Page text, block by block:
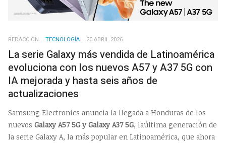
REDACCIÓN TECNOLOGÍA 20 ABRIL 2026
La serie Galaxy más vendida de Latinoamérica
evoluciona con los nuevos A57 y A37 5G con
IA mejorada y hasta seis años de
actualizaciones
Samsung Electronics anuncia la llegada a Honduras de los
nuevos Galaxy A57 5G y Galaxy A37 5G, laúltima generación de
la serie Galaxy A, la más popular en Latinoamérica, que ahora